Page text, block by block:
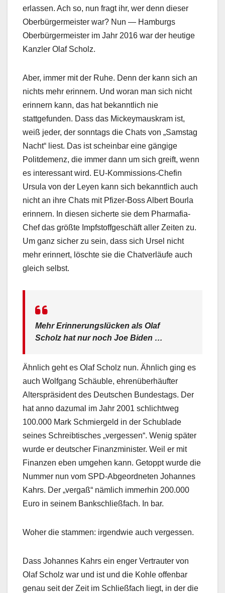
erlassen. Ach so, nun fragt ihr, wer denn dieser
Oberbürgermeister war? Nun — Hamburgs
Oberbürgermeister im Jahr 2016 war der heutige
Kanzler Olaf Scholz.
Aber, immer mit der Ruhe. Denn der kann sich an
nichts mehr erinnern. Und woran man sich nicht
erinnern kann, das hat bekanntlich nie
stattgefunden. Dass das Mickeymauskram ist,
weiß jeder, der sonntags die Chats von „Samstag
Nacht“ liest. Das ist scheinbar eine gängige
Politdemenz, die immer dann um sich greift, wenn
es interessant wird. EU-Kommissions-Chefin
Ursula von der Leyen kann sich bekanntlich auch
nicht an ihre Chats mit Pfizer-Boss Albert Bourla
erinnern. In diesen sicherte sie dem Pharmafia-
Chef das größte Impfstoffgeschäft aller Zeiten zu.
Um ganz sicher zu sein, dass sich Ursel nicht
mehr erinnert, löschte sie die Chatverläufe auch
gleich selbst.
Mehr Erinnerungslücken als Olaf
Scholz hat nur noch Joe Biden …
Ähnlich geht es Olaf Scholz nun. Ähnlich ging es
auch Wolfgang Schäuble, ehrenüberhäufter
Alterspräsident des Deutschen Bundestags. Der
hat anno dazumal im Jahr 2001 schlichtweg
100.000 Mark Schmiergeld in der Schublade
seines Schreibtisches „vergessen“. Wenig später
wurde er deutscher Finanzminister. Weil er mit
Finanzen eben umgehen kann. Getoppt wurde die
Nummer nun vom SPD-Abgeordneten Johannes
Kahrs. Der „vergaß“ nämlich immerhin 200.000
Euro in seinem Bankschließfach. In bar.
Woher die stammen: irgendwie auch vergessen.
Dass Johannes Kahrs ein enger Vertrauter von
Olaf Scholz war und ist und die Kohle offenbar
genau seit der Zeit im Schließfach liegt, in der die